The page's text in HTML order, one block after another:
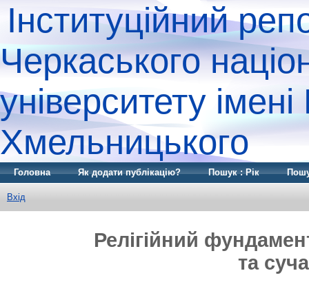
Інституційний
Черкаського
університету
Хмельницького
Головна Як додати публікацію? Пошук : Рік
Вхід
Релігійний
та